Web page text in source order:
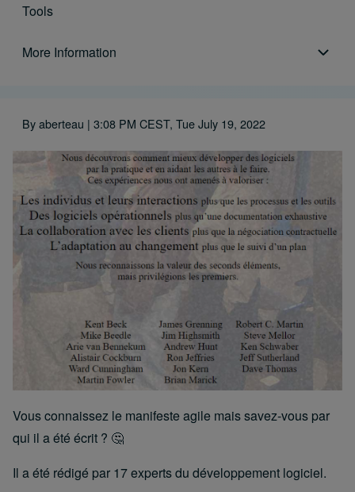
Tools
More Information
More Information sub-navigation
Byaberteau | 3:08 PM CEST, Tue July 19, 2022
Vous connaissez le manifeste agile mais savez-vous par
qui il a été écrit ? 🤔
Il a été rédigé par 17 experts du développement logiciel.